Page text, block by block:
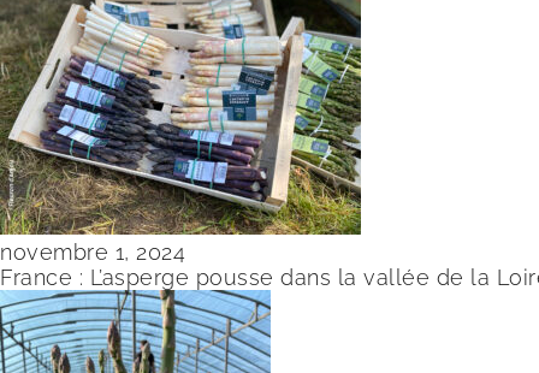
novembre 1, 2024
France : L’asperge pousse dans la vallée de la